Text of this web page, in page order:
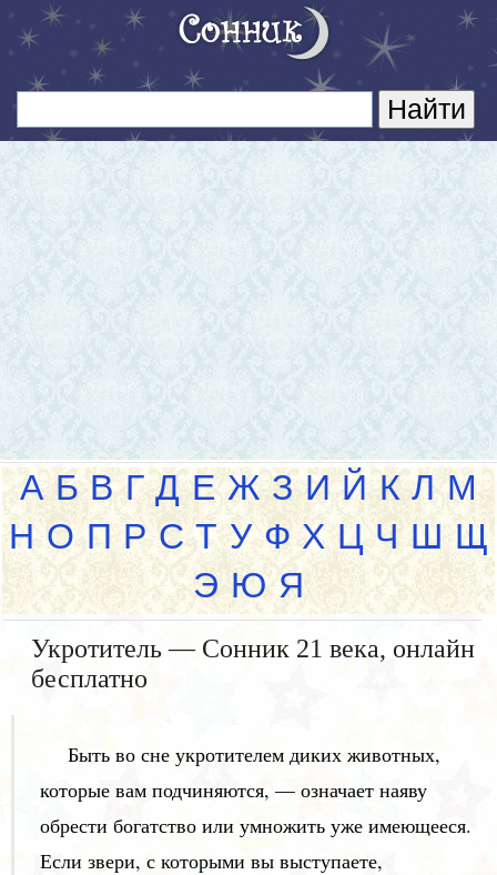
А Б В Г Д Е Ж З И Й К Л М
Н О П Р С Т У Ф Х Ц Ч Ш Щ
Э Ю Я
Укротитель — Сонник 21 века, онлайн
бесплатно
Быть во сне укротителем диких животных,
которые вам подчиняются, — означает наяву
обрести богатство или умножить уже имеющееся.
Если звери, с которыми вы выступаете,